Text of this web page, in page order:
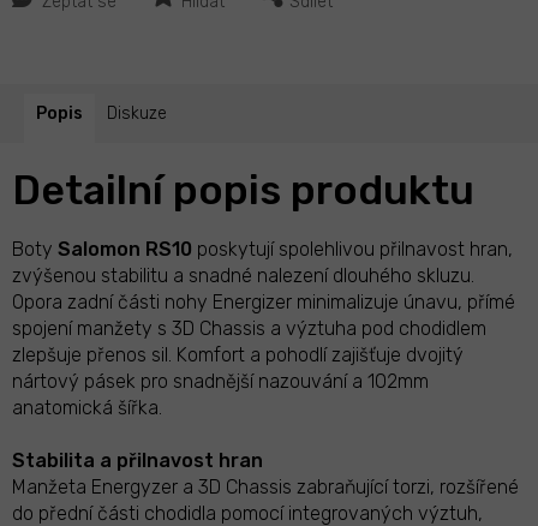
Popis Diskuze
Detailní popis produktu
Boty Salomon RS10 poskytují spolehlivou přilnavost hran,
zvýšenou stabilitu a snadné nalezení dlouhého skluzu.
Opora zadní části nohy Energizer minimalizuje únavu, přímé
spojení manžety s 3D Chassis a výztuha pod chodidlem
zlepšuje přenos sil. Komfort a pohodlí zajišťuje dvojitý
nártový pásek pro snadnější nazouvání a 102mm
anatomická šířka.
Stabilita a přilnavost hran
Manžeta Energyzer a 3D Chassis zabraňující torzi, rozšířené
do přední části chodidla pomocí integrovaných výztuh,